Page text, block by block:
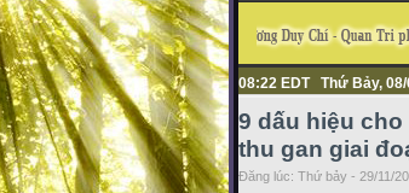
08:22 EDT Thứ Bảy, 08/
9 dấu hiệu
thu gan giai
Đăng lúc: Thứ bảy - 29/11/